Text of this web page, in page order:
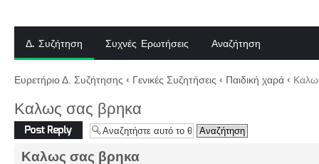
Δ. Συζήτηση Συχνές Ερωτήσεις Αναζήτηση
Ευρετήριο Δ. Συζήτησης ‹ Γενικές Συζητήσεις ‹ Παιδική χαρά ‹
Καλως σας βρηκα
Δημιουργία
απάντησης
Καλως σας βρηκα